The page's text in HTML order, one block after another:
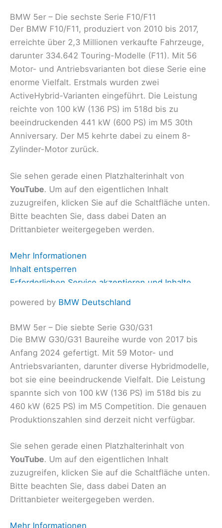
BMW 5er – Die sechste Serie F10/F11
Der BMW F10/F11, produziert von 2010 bis 2017,
erreichte über 2,3 Millionen verkaufte Fahrzeuge,
darunter 334.642 Touring-Modelle (F11). Mit 56
Motor- und Antriebsvarianten bot diese Serie eine
enorme Vielfalt. Erstmals wurden zwei
ActiveHybrid-Varianten eingeführt. Die Leistung
reichte von 100 kW (136 PS) im 518d bis zu
beeindruckenden 441 kW (600 PS) im M5 30th
Anniversary. Der M5 kehrte dabei zu einem 8-
Zylinder-Motor zurück.
Sie sehen gerade einen Platzhalterinhalt von
YouTube. Um auf den eigentlichen Inhalt
zuzugreifen, klicken Sie auf die Schaltfläche unten.
Bitte beachten Sie, dass dabei Daten an
Drittanbieter weitergegeben werden.
Mehr Informationen
Inhalt entsperren
Erforderlichen Service akzeptieren und Inhalte
powered by BMW Deutschland
BMW 5er – Die siebte Serie G30/G31
Die BMW G30/G31 Baureihe wurde von 2017 bis
Anfang 2024 gefertigt. Mit 59 Motor- und
Antriebsvarianten, darunter diverse Hybridmodelle,
bot sie eine beeindruckende Vielfalt. Die Leistung
spannte sich von 100 kW (136 PS) im 518d bis zu
460 kW (625 PS) im M5 Competition. Die genauen
Produktionszahlen sind derzeit nicht verfügbar.
Sie sehen gerade einen Platzhalterinhalt von
YouTube. Um auf den eigentlichen Inhalt
zuzugreifen, klicken Sie auf die Schaltfläche unten.
Bitte beachten Sie, dass dabei Daten an
Drittanbieter weitergegeben werden.
Mehr Informationen